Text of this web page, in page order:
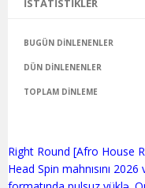
BUGÜN DINLENENLER
DÜN DINLENENLER
TOPLAM DINLEME
Right Round [Afro House
Head Spin mahnısını